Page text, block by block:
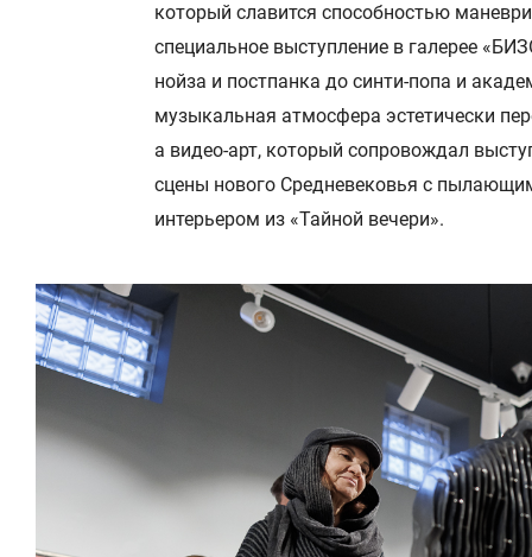
который славится способностью
специальное выступление в галерее
нойза и постпанка до синти-попа и
музыкальная атмосфера эстетически
а видео-арт, который сопровождал
сцены нового Средневековья с
интерьером из «Тайной вечери».